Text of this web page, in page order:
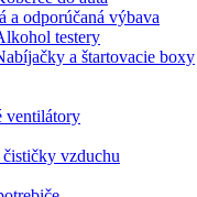
a odporúčaná výbava
testery
a štartovacie boxy
ventilátory
vzduchu